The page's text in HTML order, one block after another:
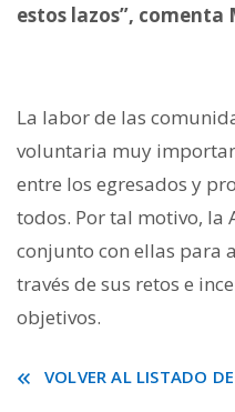
estos lazos”, comenta
La labor de las
voluntaria muy
entre los egresados y
todos. Por tal motivo, la
conjunto con ellas para
través de sus retos e
objetivos.
VOLVER AL LISTADO